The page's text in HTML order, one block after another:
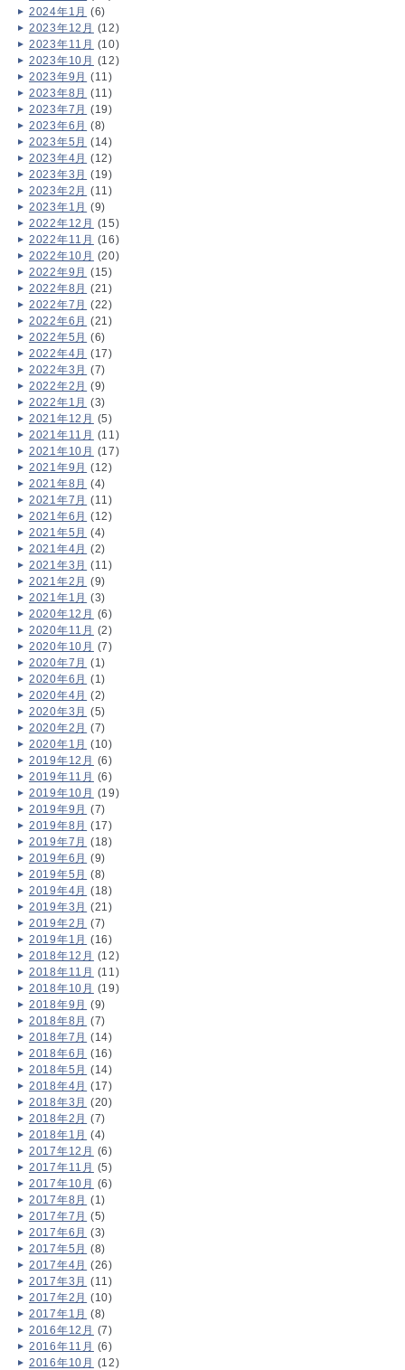
2024年1月 (6)
2023年12月 (12)
2023年11月 (10)
2023年10月 (12)
2023年9月 (11)
2023年8月 (11)
2023年7月 (19)
2023年6月 (8)
2023年5月 (14)
2023年4月 (12)
2023年3月 (19)
2023年2月 (11)
2023年1月 (9)
2022年12月 (15)
2022年11月 (16)
2022年10月 (20)
2022年9月 (15)
2022年8月 (21)
2022年7月 (22)
2022年6月 (21)
2022年5月 (6)
2022年4月 (17)
2022年3月 (7)
2022年2月 (9)
2022年1月 (3)
2021年12月 (5)
2021年11月 (11)
2021年10月 (17)
2021年9月 (12)
2021年8月 (4)
2021年7月 (11)
2021年6月 (12)
2021年5月 (4)
2021年4月 (2)
2021年3月 (11)
2021年2月 (9)
2021年1月 (3)
2020年12月 (6)
2020年11月 (2)
2020年10月 (7)
2020年7月 (1)
2020年6月 (1)
2020年4月 (2)
2020年3月 (5)
2020年2月 (7)
2020年1月 (10)
2019年12月 (6)
2019年11月 (6)
2019年10月 (19)
2019年9月 (7)
2019年8月 (17)
2019年7月 (18)
2019年6月 (9)
2019年5月 (8)
2019年4月 (18)
2019年3月 (21)
2019年2月 (7)
2019年1月 (16)
2018年12月 (12)
2018年11月 (11)
2018年10月 (19)
2018年9月 (9)
2018年8月 (7)
2018年7月 (14)
2018年6月 (16)
2018年5月 (14)
2018年4月 (17)
2018年3月 (20)
2018年2月 (7)
2018年1月 (4)
2017年12月 (6)
2017年11月 (5)
2017年10月 (6)
2017年8月 (1)
2017年7月 (5)
2017年6月 (3)
2017年5月 (8)
2017年4月 (26)
2017年3月 (11)
2017年2月 (10)
2017年1月 (8)
2016年12月 (7)
2016年11月 (6)
2016年10月 (12)